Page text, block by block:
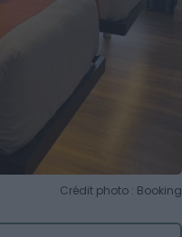
Crédit photo : Booking